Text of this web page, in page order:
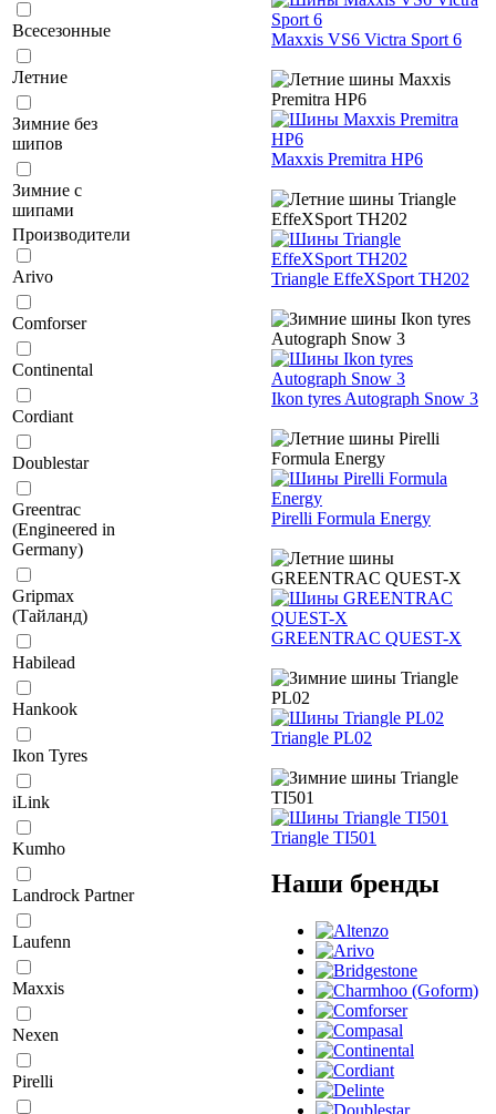
Всесезонные
Летние
Зимние без
шипов
Зимние с
шипами
Производители
Arivo
Comforser
Continental
Cordiant
Doublestar
Greentrac
(Engineered in
Germany)
Gripmax
(Тайланд)
Habilead
Hankook
Ikon Tyres
iLink
Kumho
Landrock Partner
Laufenn
Maxxis
Nexen
Pirelli
Maxxis VS6 Victra Sport 6
Maxxis Premitra HP6
Triangle EffeXSport TH202
Ikon tyres Autograph Snow 3
Pirelli Formula Energy
GREENTRAC QUEST-X
Triangle PL02
Triangle TI501
Наши бренды